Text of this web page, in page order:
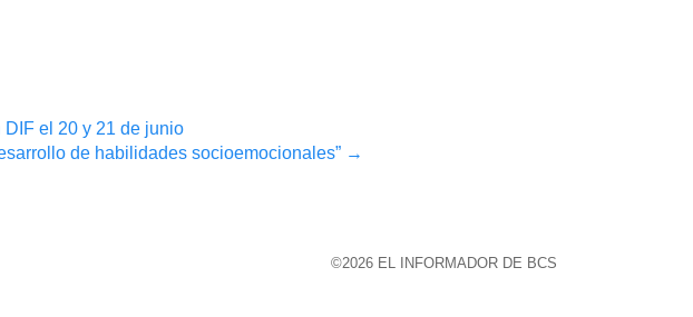
el 20 y 21 de junio
de habilidades socioemocionales” →
©2026 EL INFORMADOR DE BCS